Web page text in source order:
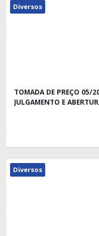
Diversos
TOMADA DE PREÇO 05/
JULGAMENTO E
Diversos